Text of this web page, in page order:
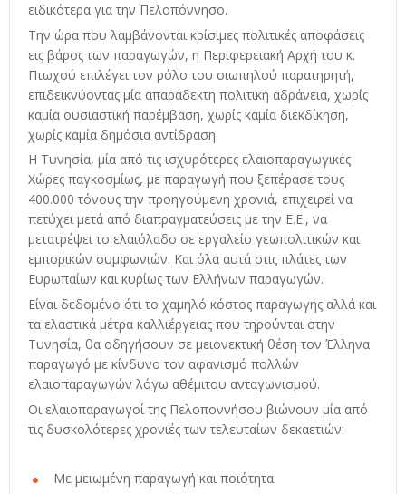
ειδικότερα για την Πελοπόννησο.
Την ώρα που λαμβάνονται κρίσιμες πολιτικές αποφάσεις
εις βάρος των παραγωγών, η Περιφερειακή Αρχή του κ.
Πτωχού επιλέγει τον ρόλο του σιωπηλού παρατηρητή,
επιδεικνύοντας μία απαράδεκτη πολιτική αδράνεια, χωρίς
καμία ουσιαστική παρέμβαση, χωρίς καμία διεκδίκηση,
χωρίς καμία δημόσια αντίδραση.
Η Τυνησία, μία από τις ισχυρότερες ελαιοπαραγωγικές
Χώρες παγκοσμίως, με παραγωγή που ξεπέρασε τους
400.000 τόνους την προηγούμενη χρονιά, επιχειρεί να
πετύχει μετά από διαπραγματεύσεις με την Ε.Ε., να
μετατρέψει το ελαιόλαδο σε εργαλείο γεωπολιτικών και
εμπορικών συμφωνιών. Και όλα αυτά στις πλάτες των
Ευρωπαίων και κυρίως των Ελλήνων παραγωγών.
Είναι δεδομένο ότι το χαμηλό κόστος παραγωγής αλλά και
τα ελαστικά μέτρα καλλιέργειας που τηρούνται στην
Τυνησία, θα οδηγήσουν σε μειονεκτική θέση τον Έλληνα
παραγωγό με κίνδυνο τον αφανισμό πολλών
ελαιοπαραγωγών λόγω αθέμιτου ανταγωνισμού.
Οι ελαιοπαραγωγοί της Πελοποννήσου βιώνουν μία από
τις δυσκολότερες χρονιές των τελευταίων δεκαετιών:
Mε μειωμένη παραγωγή και ποιότητα.